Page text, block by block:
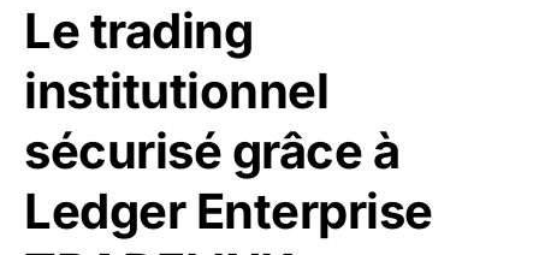
Le trading
institutionnel
sécurisé grâce à
Ledger Enterprise